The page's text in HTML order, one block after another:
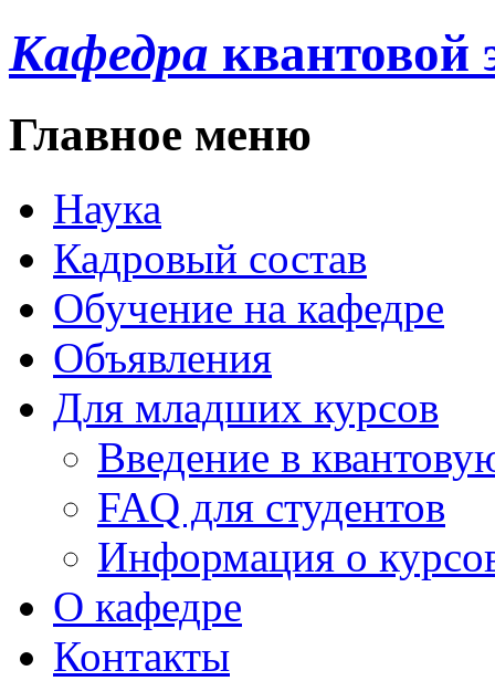
Кафедра квантовой
Главное меню
Наука
Кадровый состав
Обучение на кафедре
Объявления
Для младших курсов
Введение в
FAQ для студентов
Информация о
О кафедре
Контакты